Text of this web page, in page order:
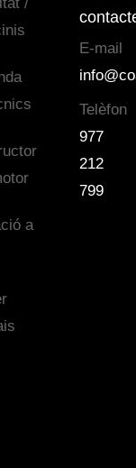
a
E-mail
Telèfon
977
212
799